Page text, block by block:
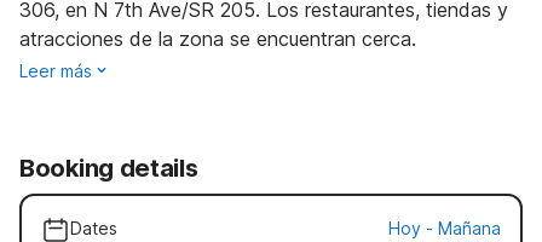
306, en N 7th Ave/SR 205. Los restaurantes, tiendas y
atracciones de la zona se encuentran cerca.
Leer más
Booking details
Dates Hoy - Mañana